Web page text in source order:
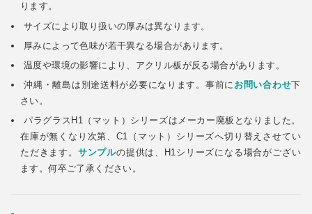
ります。
サイズにより取り扱いの厚みは異なります。
厚みによって色味が若干異なる場合があります。
温度や環境の影響により、アクリル板が反る場合があります。
沖縄・離島は別途送料が必要になります。事前に お問い合わせ下
さい。
パラグラスH1（マット）シリーズはメーカー廃板となりました。
在庫が無くなり次第、C1（マット）シリーズへ切り替えさせてい
ただきます。 サンプルの提供は、H1シリーズになる場合がござい
ます。何卒ご了承ください。